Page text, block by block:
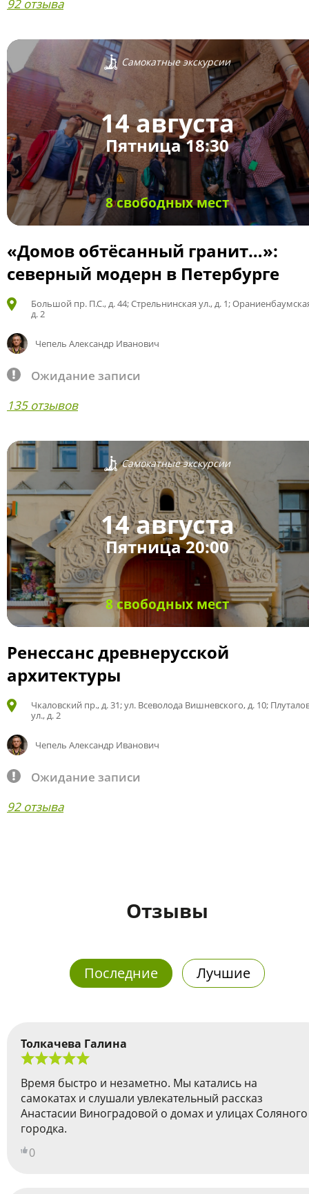
92 отзыва
Самокатные экскурсии
14 августа
Пятница 18:30
8 свободных мест
«Домов обтёсанный гранит…»:
северный модерн в Петербурге
Большой пр. П.С., д. 44; Стрельнинская ул., д. 1;
д. 2
Чепель Александр Иванович
Ожидание записи
135 отзывов
Самокатные экскурсии
14 августа
Пятница 20:00
8 свободных мест
Ренессанс древнерусской
архитектуры
Чкаловский пр., д. 31; ул. Всеволода Вишневского, д. 10;
ул., д. 2
Чепель Александр Иванович
Ожидание записи
92 отзыва
Отзывы
Последние Лучшие
Толкачева Галина
Время быстро и незаметно. Мы катались на
самокатах и слушали увлекательный рассказ
Анастасии Виноградовой о домах и улицах Соляного
городка.
0